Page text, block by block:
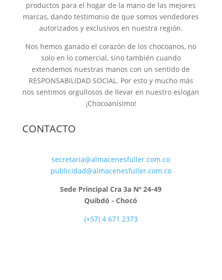
productos para el hogar de la mano de las mejores
marcas, dando testimonio de que somos vendedores
autorizados y exclusivos en nuestra región.
Nos hemos ganado el corazón de los chocoanos, no
solo en lo comercial, sino también cuando
extendemos nuestras manos con un sentido de
RESPONSABILIDAD SOCIAL. Por esto y mucho más
nos sentimos orgullosos de llevar en nuestro eslogan
¡Chocoanísimo!
CONTACTO
secretaria@almacenesfuller.com.co
publicidad@almacenesfuller.com.co
Sede Principal Cra 3a Nº 24-49
Quibdó - Chocó
(+57) 4 671 2373